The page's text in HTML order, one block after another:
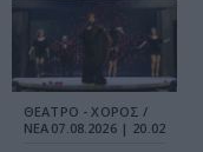
ΘΕΑΤΡΟ - ΧΟΡΟΣ /
ΝΕΑ 07.08.2026 | 20.02